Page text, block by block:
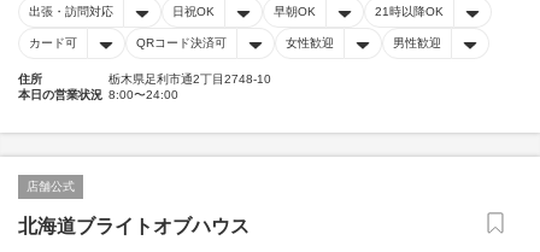
出張・訪問対応 日祝OK 早朝OK 21時以降OK
カード可 QRコード決済可 女性歓迎 男性歓迎
住所
栃木県足利市通2丁目2748-10
本日の営業状況 8:00〜24:00
店舗公式
北海道ブライトオブハウス